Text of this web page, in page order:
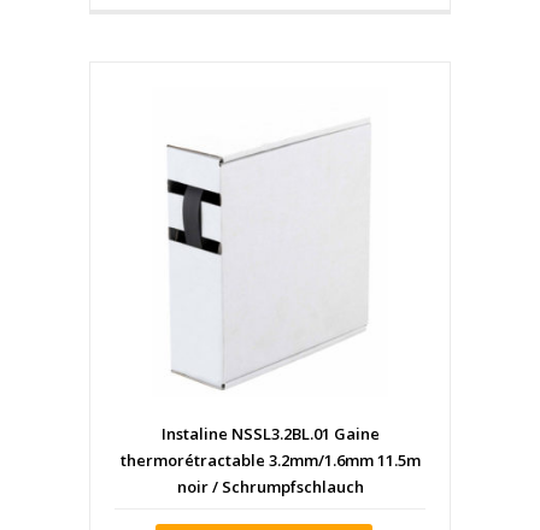
Instaline NSSL3.2BL.01 Gaine
thermorétractable 3.2mm/1.6mm 11.5m
noir / Schrumpfschlauch